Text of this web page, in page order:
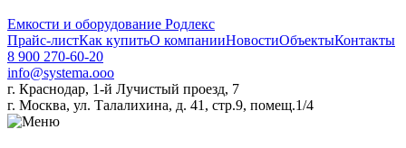
Емкости и оборудование Родлекс
Прайс-листКак купитьО компанииНовостиОбъектыКонтакты
8 900 270-60-20
info@systema.ooo
г. Краснодар, 1-й Лучистый проезд, 7
г. Москва, ул. Талалихина, д. 41, стр.9, помещ.1/4